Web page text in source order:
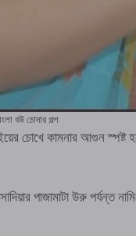
বউ চোদার গল্প
চোখে কামনার আগুন স্পষ্ট
পাজামাটা উরু পর্যন্ত